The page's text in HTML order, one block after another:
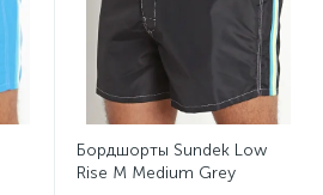
Бордшорты Sundek Low
Rise M Medium Grey